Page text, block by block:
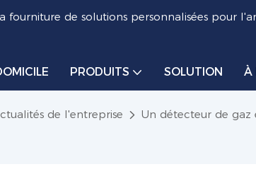
fourniture de solutions personnalisées pour
PRODUITS SOLUTION À
de l'entreprise Un détecteur de gaz